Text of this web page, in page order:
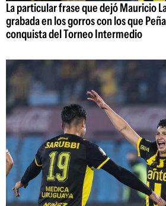
La particular frase que dejó Mauricio
grabada en los gorros con los que
conquista del Torneo Intermedio